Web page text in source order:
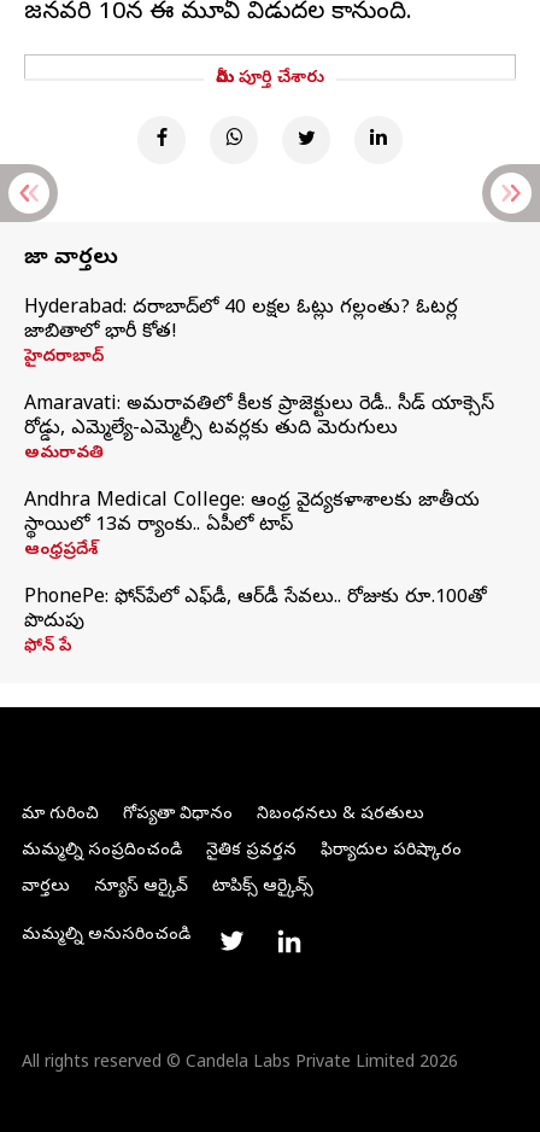
మీరు పూర్తి చేశారు
తాజా వార్తలు
Hyderabad: హైదరాబాద్‌లో 40 లక్షల ఓట్లు గల్లంతు? ఓటర్ల
జాబితాలో భారీ కోత!
హైదరాబాద్
Amaravati: అమరావతిలో కీలక ప్రాజెక్టులు రెడీ.. సీడ్‌ యాక్సెస్‌
రోడ్డు, ఎమ్మెల్యే-ఎమ్మెల్సీ టవర్లకు తుది మెరుగులు
అమరావతి
Andhra Medical College: ఆంధ్ర వైద్యకళాశాలకు జాతీయ
స్థాయిలో 13వ ర్యాంకు.. ఏపీలో టాప్
ఆంధ్రప్రదేశ్
PhonePe: ఫోన్‌పేలో ఎఫ్‌డీ, ఆర్‌డీ సేవలు.. రోజుకు రూ.100తో
పొదుపు
ఫోన్‌ పే
మా గురించి గోప్యతా విధానం
నిబంధనలు & షరతులు
మమ్మల్ని సంప్రదించండి
నైతిక ప్రవర్తన
ఫిర్యాదుల పరిష్కారం
వార్తలు
న్యూస్ ఆర్కైవ్ టాపిక్స్ ఆర్కైవ్స్
మమ్మల్ని అనుసరించండి
All rights reserved © Candela Labs Private Limited 2026